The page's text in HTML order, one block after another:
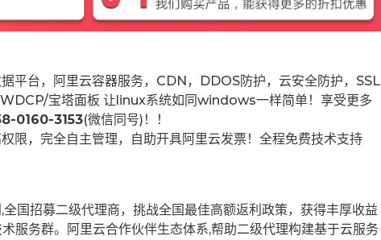
平台，阿里云容器服务，CDN，DDOS防护，云安全防护，SSL
宝塔面板 让linux系统如同windows一样简单！享受更多
0160-3153(微信同号)！！
限，完全自主管理，自助开具阿里云发票！全程免费技术支持
国招募二级代理商，挑战全国最佳高额返利政策，获得丰厚收益
服务群。阿里云合作伙伴生态体系,帮助二级代理构建基于云服务